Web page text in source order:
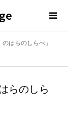
はらのしらべ」
らのしら